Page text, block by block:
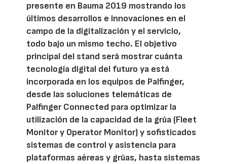
presente en Bauma 2019 mostrando los
últimos desarrollos e innovaciones en el
campo de la digitalización y el servicio,
todo bajo un mismo techo. El objetivo
principal del stand será mostrar cuánta
tecnología digital del futuro ya está
incorporada en los equipos de Palfinger,
desde las soluciones telemáticas de
Palfinger Connected para optimizar la
utilización de la capacidad de la grúa (Fleet
Monitor y Operator Monitor) y sofisticados
sistemas de control y asistencia para
plataformas aéreas y grúas, hasta sistemas